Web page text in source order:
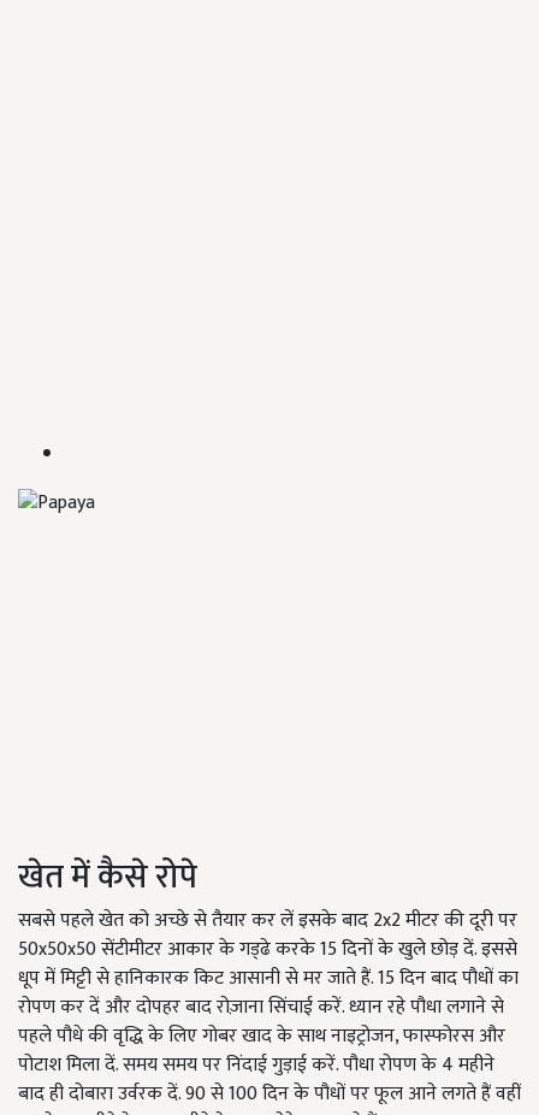
खेत में कैसे रोपे
सबसे पहले खेत को अच्छे से तैयार कर लें इसके बाद 2x2 मीटर की दूरी पर
50x50x50 सेंटीमीटर आकार के गड्‌ढे करके 15 दिनों के खुले छोड़ दें. इससे
धूप में मिट्टी से हानिकारक किट आसानी से मर जाते हैं. 15 दिन बाद पौधों का
रोपण कर दें और दोपहर बाद रोज़ाना सिंचाई करें. ध्यान रहे पौधा लगाने से
पहले पौधे की वृद्धि के लिए गोबर खाद के साथ नाइट्रोजन, फास्फोरस और
पोटाश मिला दें. समय समय पर निंदाई गुड़ाई करें. पौधा रोपण के 4 महीने
बाद ही दोबारा उर्वरक दें. 90 से 100 दिन के पौधों पर फूल आने लगते हैं वहीं